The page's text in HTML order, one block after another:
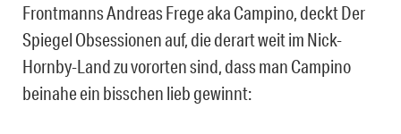
Frontmanns Andreas Frege aka Campino, deckt Der
Spiegel Obsessionen auf, die derart weit im Nick-
Hornby-Land zu vororten sind, dass man Campino
beinahe ein bisschen lieb gewinnt: